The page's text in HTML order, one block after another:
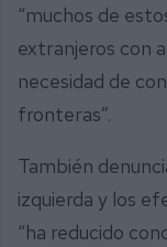
“muchos de
extranjeros con
necesidad de
fronteras”.
También
izquierda y los
“ha reducido